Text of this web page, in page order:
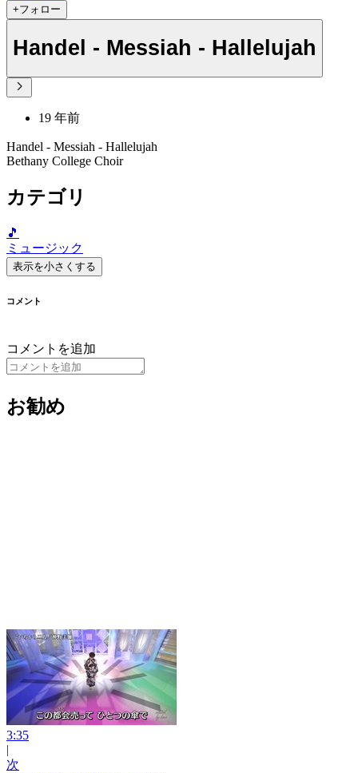
+フォロー
Handel - Messiah - Hallelujah
19 年前
Handel - Messiah - Hallelujah
Bethany College Choir
カテゴリ
🎵
ミュージック
表示を小さくする
コメント
コメントを追加
お勧め
3:35
|
次